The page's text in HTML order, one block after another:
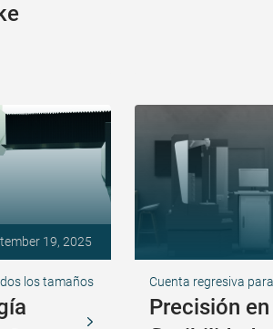
19, 2025
los tamaños Cuenta regresiva
Precisión